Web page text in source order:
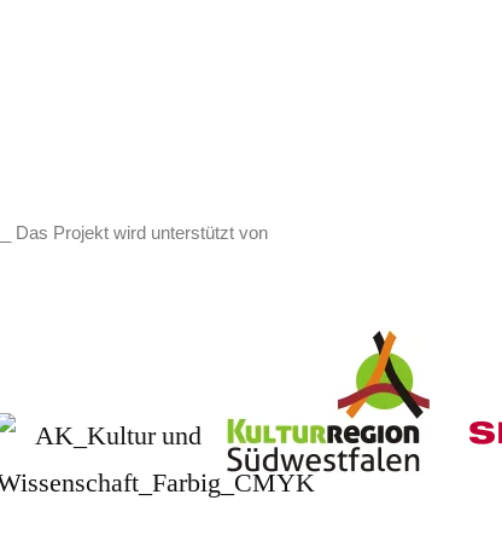
__ Das Projekt wird unterstützt von